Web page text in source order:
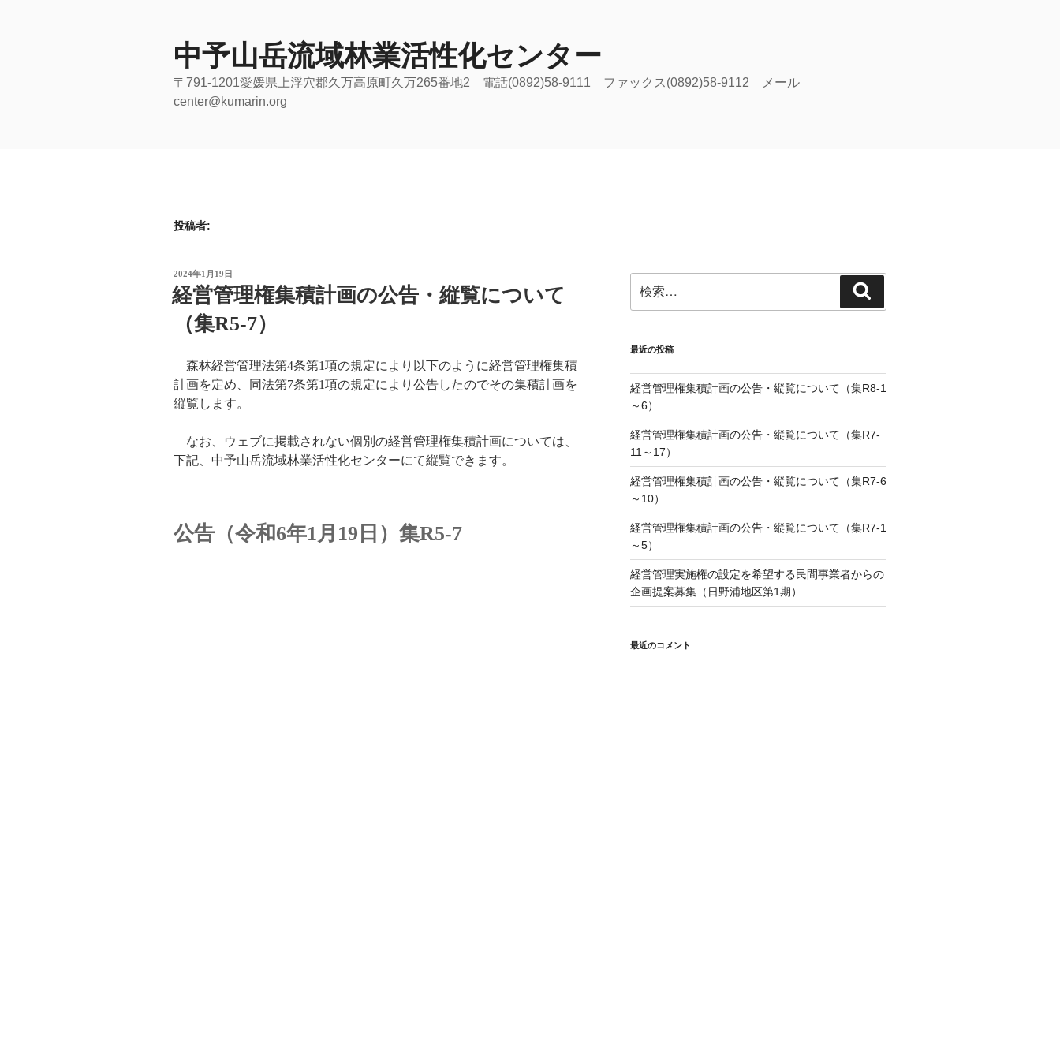
中予山岳流域林業活性化センター
〒791-1201愛媛県上浮穴郡久万高原町久万265番地2 電話(0892)58-9111 ファックス(0892)58-9112 メール
center@kumarin.org
投稿者:
投
稿
日:
2024年1月19日
経営管理権集積計画の公告・縦覧について
（集R5-7）
森林経営管理法第4条第1項の規定により以下のように経営管理権集積
計画を定め、同法第7条第1項の規定により公告したのでその集積計画を
縦覧します。
なお、ウェブに掲載されない個別の経営管理権集積計画については、
下記、中予山岳流域林業活性化センターにて縦覧できます。
公告（令和6年1月19日）集R5-7
索:
索
最近の投稿
経営管理権集積計画の公告・縦覧について（集R8-1
～6）
経営管理権集積計画の公告・縦覧について（集R7-
11～17）
経営管理権集積計画の公告・縦覧について（集R7-6
～10）
経営管理権集積計画の公告・縦覧について（集R7-1
～5）
経営管理実施権の設定を希望する民間事業者からの
企画提案募集（日野浦地区第1期）
最近のコメント